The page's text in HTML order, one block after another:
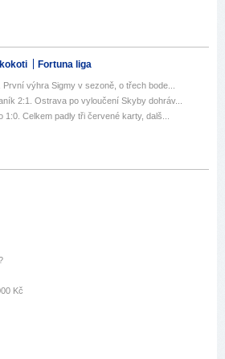
Fortuna liga
výhra Sigmy v sezoně, o třech bode...
2:1. Ostrava po vyloučení Skyby dohráv...
Celkem padly tři červené karty, dalš...
Kč